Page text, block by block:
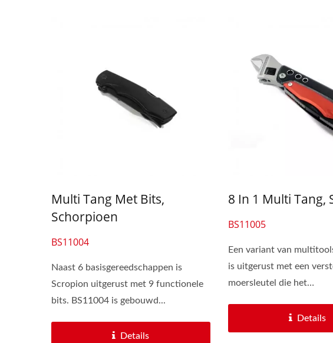
Multi Tang Met Bits,
Schorpioen
BS11004
Naast 6 basisgereedschappen is
Scropion uitgerust met 9 functionele
bits. BS11004 is gebouwd...
Details
8 In 1 Multi Tang,
BS11005
Een variant van
is uitgerust met een
moersleutel die het
Details